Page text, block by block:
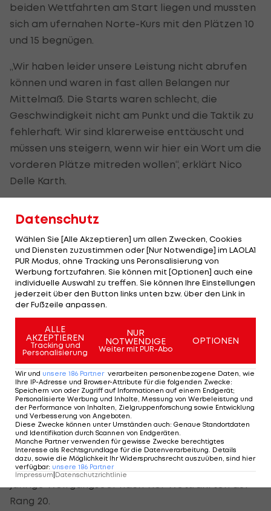
beiden Wettfahrten am Start liegen und mussten
sich am ufernahen Norte-Kurs mit den Plätzen 10
und 15 begnügen.
„Wir haben leider unsere Leistung nicht abrufen
können und waren in fast allen Belangen nur
Mittelmaß. Die Starts waren schlecht, die
Geschwindigkeit nicht am Punkt und die Taktik zu
fehlerhaft. Wir sind klarerweise enttäuscht und
müssen uns steigern, wenn wir hier ein Wort um die
vorderen Plätze mitreden wollen“, erklärt Nico
Delle Karth.
sechs zwar ordentlich los, im zweiten Durchgang
folgte mit Rang 20 allerdings ein Dämpfer.
"Man hat heute die Ecken ausreizen müssen, ich
bin eine Spur zu konservativ gesegelt, im
Nachhinein betrachtet hätte ich mehr Risiko
nehmen müssen", weiß Geritzer.
Damit müssen sich die OeSV-Asse vorerst mit den
Plätzen 12 (Geritzer) und 13 (Delle Karth/Resch)
begnügen.
Raudaschl fällt zurück
Finnsegler Florian Raudaschl kam heute über die
Plätzen 23 und 24 nicht hinaus, damit liegt der 34-
Rang 20.
Datenschutz
Wählen Sie [Alle Akzeptieren] um allen Zwecken, Cookies
und Diensten zuzustimmen oder [Nur Notwendige] im LAOLA1
PUR Modus, ohne Tracking uns Peronsalisierung von
Werbung fortzufahren. Sie können mit [Optionen] auch eine
individuelle Auswahl zu treffen. Sie können Ihre Einstellungen
jederzeit über den Button links unten bzw. über den Link in
der Fußzeile anpassen.
ALLE
AKZEPTIEREN
Tracking und
Personalisierung
NUR
NOTWENDIGE
Weiter mit PUR-Abo
OPTIONEN
Wir und unsere 186 Partner verarbeiten personenbezogene Daten, wie
Ihre IP-Adresse und Browser-Attribute für die folgenden Zwecke:
Speichern von oder Zugriff auf Informationen auf einem Endgerät;
Personalisierte Werbung und Inhalte, Messung von Werbeleistung und
der Performance von Inhalten, Zielgruppenforschung sowie Entwicklung
und Verbesserung von Angeboten
Diese Zwecke können unter Umständen auch: Genaue Standortdaten
und Identifikation durch Scannen von Endgeräten
Manche Partner verwenden für gewisse Zwecke berechtigtes
Interesse als Rechtsgrundlage für die Datenverarbeitung. Details
dazu, sowie die Möglichkeit Ihr Widerspruchsrecht auszuüben, sind hier
verfügbar: unsere 186 Partner
Impressum|Datenschutzrichtlinie